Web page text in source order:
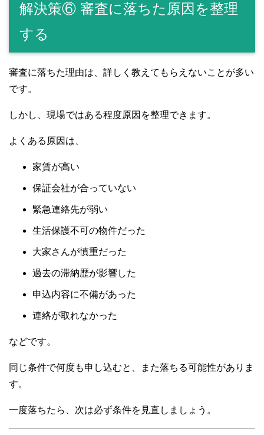
解決策⑥ 審査に落ちた原因を整理
する
審査に落ちた理由は、詳しく教えてもらえないことが多い
です。
しかし、現場ではある程度原因を整理できます。
よくある原因は、
家賃が高い
保証会社が合っていない
緊急連絡先が弱い
生活保護不可の物件だった
大家さんが慎重だった
過去の滞納歴が影響した
申込内容に不備があった
連絡が取れなかった
などです。
同じ条件で何度も申し込むと、また落ちる可能性がありま
す。
一度落ちたら、次は必ず条件を見直しましょう。